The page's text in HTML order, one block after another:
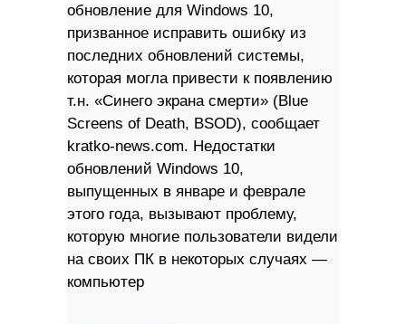
обновление для Windows 10,
призванное исправить ошибку из
последних обновлений системы,
которая могла привести к появлению
т.н. «Синего экрана смерти» (Blue
Screens of Death, BSOD), сообщает
kratko-news.com. Недостатки
обновлений Windows 10,
выпущенных в январе и феврале
этого года, вызывают проблему,
которую многие пользователи видели
на своих ПК в некоторых случаях —
компьютер